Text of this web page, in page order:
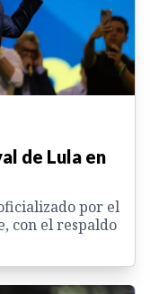
de Lula en
por el
con el respaldo